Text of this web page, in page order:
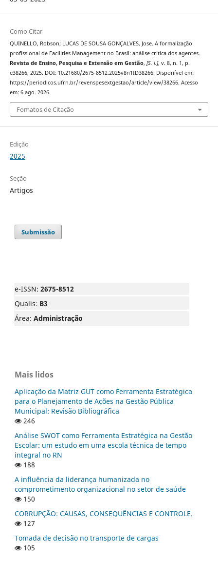
Como Citar
QUINELLO, Robson; LUCAS DE SOUSA GONÇALVES, Jose. A formalização
profissional de Facilities Management no Brasil: análise crítica dos agentes.
Revista de Ensino, Pesquisa e Extensão em Gestão, [S. l.], v. 8, n. 1, p.
e38266, 2025. DOI: 10.21680/2675-8512.2025v8n1ID38266. Disponível em:
https://periodicos.ufrn.br/revenspesextgestao/article/view/38266. Acesso
em: 6 ago. 2026.
Fomatos de Citação
Edição
2025
Seção
Artigos
Submissão
e-ISSN: 2675-8512
Qualis: B3
Área: Administração
Mais lidos
Aplicação da Matriz GUT como Ferramenta Estratégica
para o Planejamento de Ações na Gestão Pública
Municipal: Revisão Bibliográfica
246
Análise SWOT como Ferramenta Estratégica na Gestão
Escolar: um estudo em uma escola técnica de tempo
integral no RN
188
A influência da liderança humanizada no
comprometimento organizacional no setor de saúde
150
CORRUPÇÃO: CAUSAS, CONSEQUÊNCIAS E CONTROLE.
127
Tomada de decisão no transporte de cargas
105